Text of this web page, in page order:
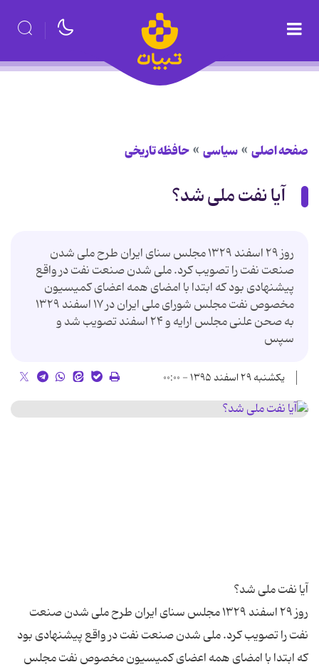
صفحه اصلی سیاسی حافظه تاریخی
آیا نفت ملی شد؟
روز ۲۹ اسفند ۱۳۲۹ مجلس سنای ایران طرح ملی شدن
صنعت نفت را تصویب کرد. ملی شدن صنعت نفت در واقع
پیشنهادی بود که ابتدا با امضای همه اعضای کمیسیون
مخصوص نفت مجلس شورای ملی ایران در ۱۷ اسفند ۱۳۲۹
به صحن علنی مجلس ارایه و ۲۴ اسفند تصویب شد و
سپس
یکشنبه ۲۹ اسفند ۱۳۹۵ - ۰۰:۰۰